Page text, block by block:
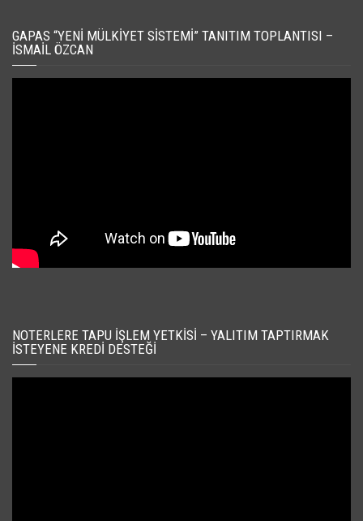
GAPAS “YENI MÜLKIYET SISTEMI” TANITIM TOPLANTISI –
İSMAIL ÖZCAN
NOTERLERE TAPU İŞLEM YETKISI – YALITIM TAPTIRMAK
İSTEYENE KREDI DESTEĞI